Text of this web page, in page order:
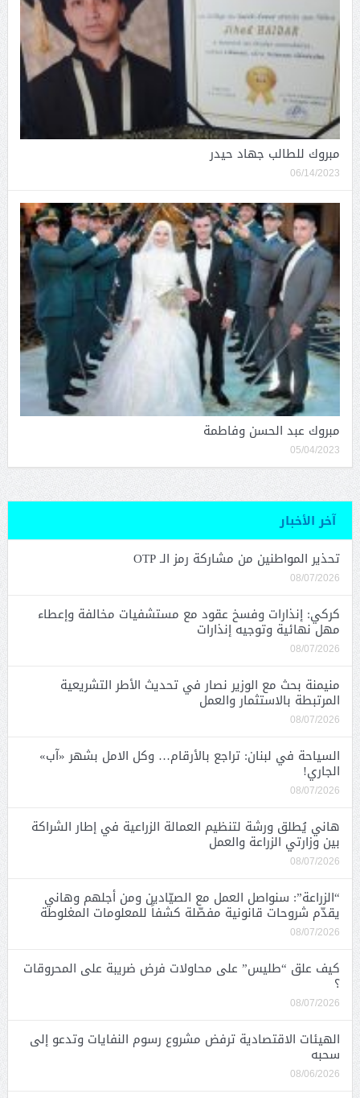
مبروك للطالب جهاد حيدر
06/14/2023
مبروك عبد الحسن وفاطمة
05/04/2023
آخر الأخبار
تحذير المواطنين من مشاركة رمز الـ OTP
08/07/2026
كركي: إنذارات وفسخ عقود مع مستشفيات مخالفة وإعطاء
مهل نهائية وتوجيه إنذارات
08/07/2026
منيمنة بحث مع الوزير نصار في تحديث الأطر التشريعية
المرتبطة بالاستثمار والعمل
08/07/2026
السياحة في لبنان: تراجع بالأرقام… وكل الامل بشهر «آب»
الجاري!
08/07/2026
هاني يُطلق ورشة لتنظيم العمالة الزراعية في إطار الشراكة
بين وزارتي الزراعة والعمل
08/07/2026
“الزراعة”: سنواصل العمل مع الصيّادين ومن أجلهم وهاني
يقدّم شروحات قانونية مفصّلة كشفاً للمعلومات المغلوطة
08/07/2026
كيف علق “طليس” على محاولات فرض ضريبة على المحروقات
؟
08/07/2026
الهيئات الاقتصادية ترفض مشروع رسوم النفايات وتدعو إلى
سحبه
08/06/2026